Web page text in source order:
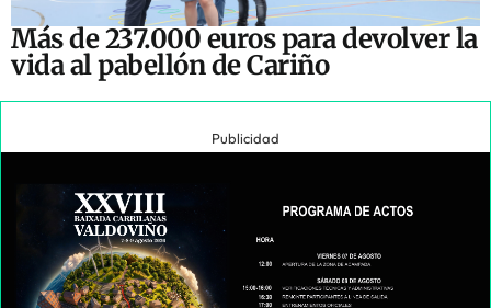
Más de 237.000 euros para devolver la
vida al pabellón de Cariño
Publicidad